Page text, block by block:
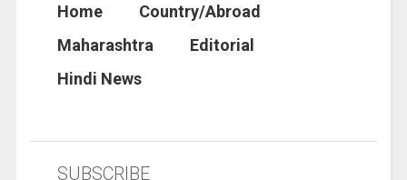
Home
Country/Abroad
Maharashtra
Editorial
Hindi News
SUBSCRIBE